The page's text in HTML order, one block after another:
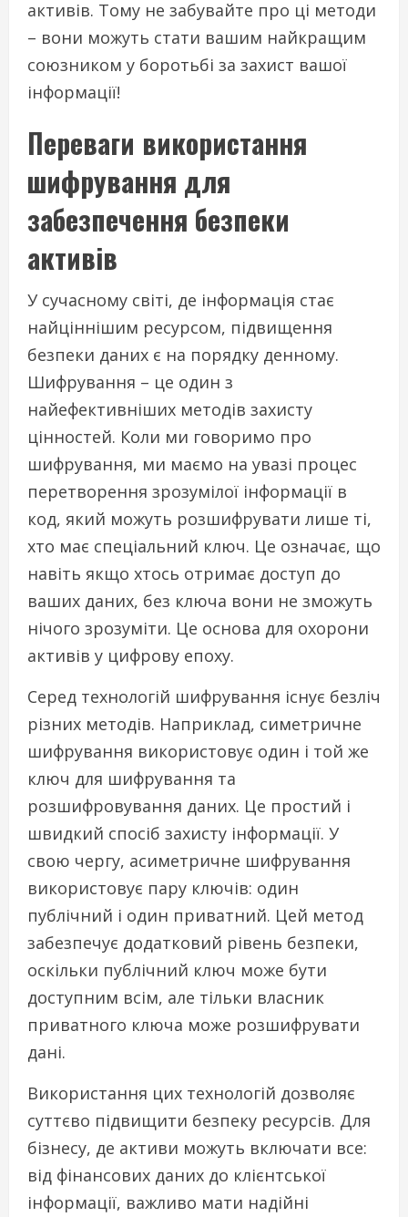
активів. Тому не забувайте про ці методи
– вони можуть стати вашим найкращим
союзником у боротьбі за захист вашої
інформації!
Переваги використання
шифрування для
забезпечення безпеки
активів
У сучасному світі, де інформація стає
найціннішим ресурсом, підвищення
безпеки даних є на порядку денному.
Шифрування – це один з
найефективніших методів захисту
цінностей. Коли ми говоримо про
шифрування, ми маємо на увазі процес
перетворення зрозумілої інформації в
код, який можуть розшифрувати лише ті,
хто має спеціальний ключ. Це означає, що
навіть якщо хтось отримає доступ до
ваших даних, без ключа вони не зможуть
нічого зрозуміти. Це основа для охорони
активів у цифрову епоху.
Серед технологій шифрування існує безліч
різних методів. Наприклад, симетричне
шифрування використовує один і той же
ключ для шифрування та
розшифровування даних. Це простий і
швидкий спосіб захисту інформації. У
свою чергу, асиметричне шифрування
використовує пару ключів: один
публічний і один приватний. Цей метод
забезпечує додатковий рівень безпеки,
оскільки публічний ключ може бути
доступним всім, але тільки власник
приватного ключа може розшифрувати
дані.
Використання цих технологій дозволяє
суттєво підвищити безпеку ресурсів. Для
бізнесу, де активи можуть включати все:
від фінансових даних до клієнтської
інформації, важливо мати надійні